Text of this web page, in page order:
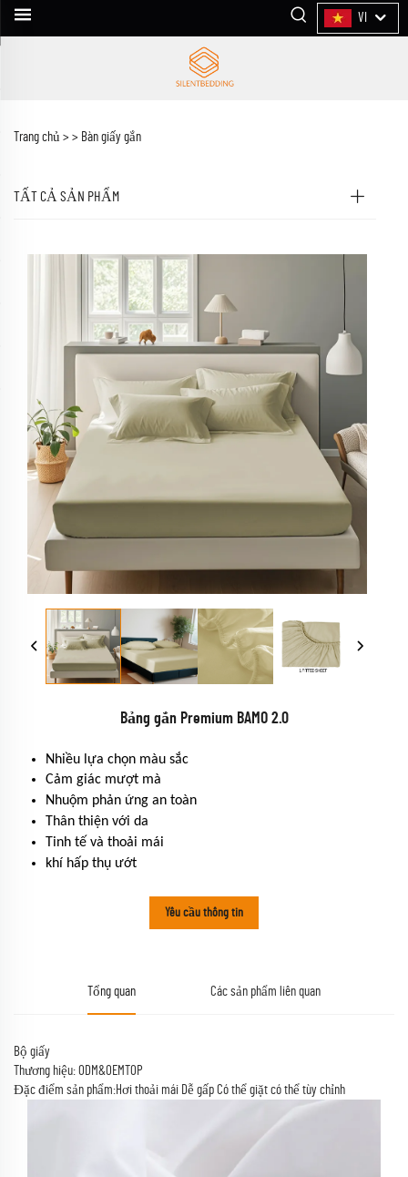
VI
Trang chủ > > Bàn giấy gắn
TẤT CẢ SẢN PHẨM
Bảng gắn Premium BAMO 2.0
Nhiều lựa chọn màu sắc
Cảm giác mượt mà
Nhuộm phản ứng an toàn
Thân thiện với da
Tinh tế và thoải mái
khí hấp thụ ướt
Yêu cầu thông tin
Tổng quan Các sản phẩm liên quan
Bộ giấy
Thương hiệu: ODM&OEMTOP
Đặc điểm sản phẩm:Hơi thoải mái Dễ gấp Có thể giặt có thể tùy chỉnh